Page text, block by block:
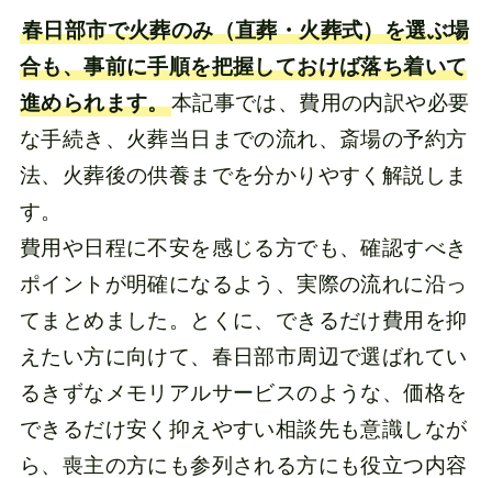
春日部市で火葬のみ（直葬・火葬式）を選ぶ場
合も、事前に手順を把握しておけば落ち着いて
進められます。本記事では、費用の内訳や必要
な手続き、火葬当日までの流れ、斎場の予約方
法、火葬後の供養までを分かりやすく解説しま
す。
費用や日程に不安を感じる方でも、確認すべき
ポイントが明確になるよう、実際の流れに沿っ
てまとめました。とくに、できるだけ費用を抑
えたい方に向けて、春日部市周辺で選ばれてい
るきずなメモリアルサービスのような、価格を
できるだけ安く抑えやすい相談先も意識しなが
ら、喪主の方にも参列される方にも役立つ内容